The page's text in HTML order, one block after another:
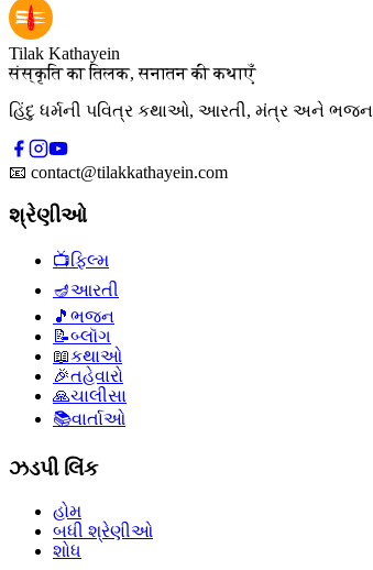
Tilak Kathayein
संस्कृति का तिलक, सनातन की कथाएँ
હિંદુ ધર્મની પવિત્ર કથાઓ, આરતી, મંત્ર અને
📧 contact@tilakkathayein.com
શ્રેણીઓ
📺ફિલ્મ
🪔આરતી
🎵 ભજન
📝બ્લૉગ
📖કથાઓ
🎉તહેવારો
🙏ચાલીસા
📚વાર્તાઓ
ઝડપી લિંક
હોમ
બધી શ્રેણીઓ
શોધ